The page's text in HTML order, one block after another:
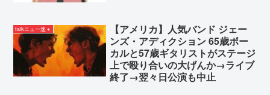
talkニュー速＋
【アメリカ】人気バンド ジェー
ンズ・アディクション 65歳ボー
カルと57歳ギタリストがステージ
上で殴り合いの大げんか→ライブ
終了→翌々日公演も中止